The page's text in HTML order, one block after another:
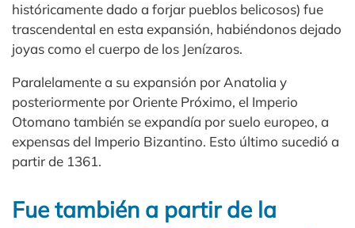
históricamente dado a forjar pueblos belicosos) fue
trascendental en esta expansión, habiéndonos dejado
joyas como el cuerpo de los Jenízaros.
Paralelamente a su expansión por Anatolia y
posteriormente por Oriente Próximo, el Imperio
Otomano también se expandía por suelo europeo, a
expensas del Imperio Bizantino. Esto último sucedió a
partir de 1361.
Fue también a partir de la